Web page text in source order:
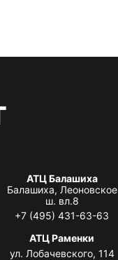
АТЦ Балашиха
Балашиха, Леоновское
ш. вл.8
+7 (495) 431-63-63
АТЦ Раменки
ул. Лобачевского, 114